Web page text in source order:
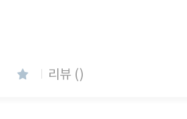
리뷰 ()